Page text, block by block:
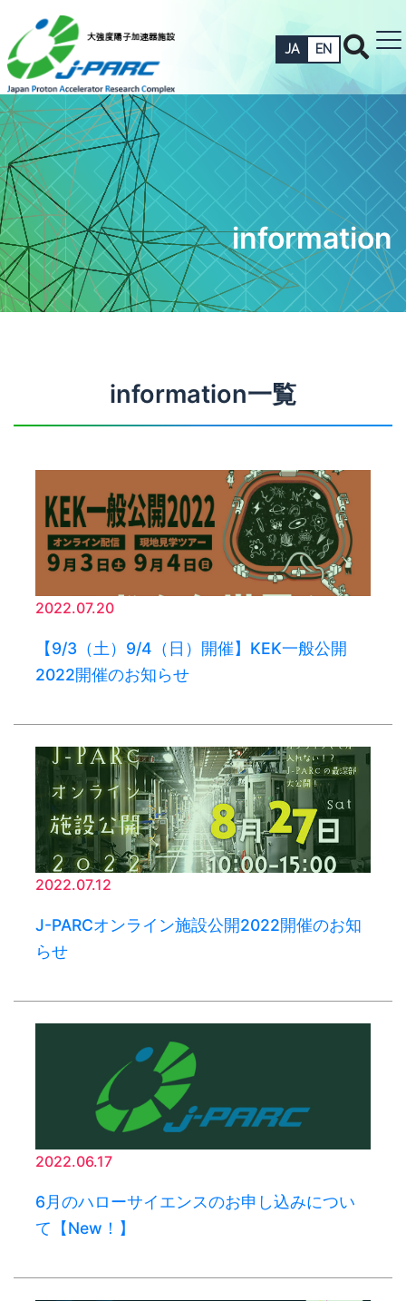
JA EN
information
information一覧
2022.07.20
【9/3（土）9/4（日）開催】KEK一般公開
2022開催のお知らせ
2022.07.12
J-PARCオンライン施設公開2022開催のお知
らせ
2022.06.17
6月のハローサイエンスのお申し込みについ
て【New！】